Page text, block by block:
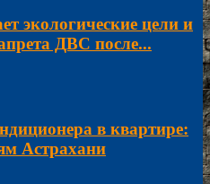
экологические цели и
ДВС после...
в квартире:
Астрахани